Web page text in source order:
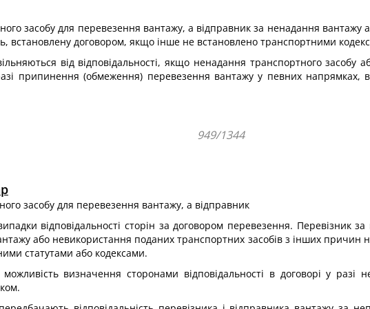
засобу для перевезення вантажу, а відправник за ненадання вантажу
встановлену договором, якщо інше не встановлено транспортними
від відповідальності, якщо ненадання транспортного засобу
припинення (обмеження) перевезення вантажу у певних напрямках,
949/1344
засобу для перевезення вантажу, а відправник
відповідальності сторін за договором перевезення. Перевізник
або невикористання поданих транспортних засобів з інших причин
статутами або кодексами.
визначення сторонами відповідальності в договорі у разі